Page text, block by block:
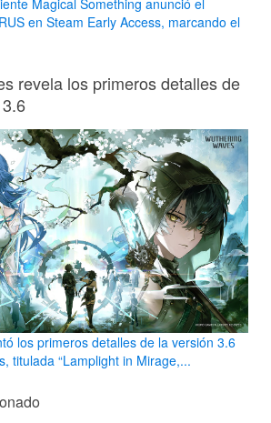
en Steam Early Access, marcando el
revela los primeros detalles de
los primeros detalles de la versión 3.6
titulada “Lamplight in Mirage,...